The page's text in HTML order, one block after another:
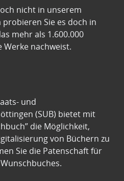
nicht in unserem
Sie es doch in
mehr als 1.600.000
nachweist.
und
(SUB) bietet mit
die Möglichkeit,
von Büchern zu
Sie die Patenschaft für